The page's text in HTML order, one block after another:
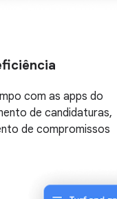
com as apps do
de candidaturas,
de compromissos